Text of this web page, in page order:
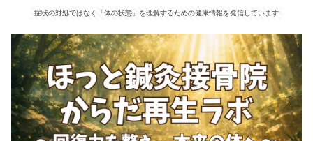
症状の対処ではなく「体の状態」を理解するための健康情報を発信しています